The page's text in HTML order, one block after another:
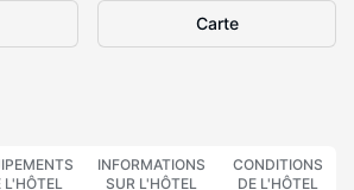
Carte
L'HÔTEL
INFORMATIONS
SUR L'HÔTEL
CONDITIONS
DE L'HÔTEL